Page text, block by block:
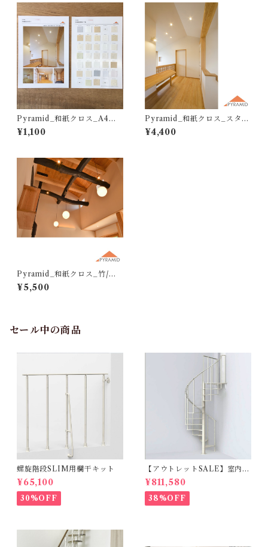
Pyramid_和紙クロス_A4サ
ンプル帳
¥1,100
Pyramid_和紙クロス_スタン
ダード_M116-M253（10
ｍ）
¥4,400
Pyramid_和紙クロス_竹/箔_
M500（10ｍ）
¥5,500
セール中の商品
螺旋階段SLIM用欄干キット
¥65,100
30%OFF
【アウトレットSALE】室内用
らせん階段SLIMスリム_φ130
cm【標準キット/13段上がり2
71～309ｃｍ】
¥811,580
38%OFF